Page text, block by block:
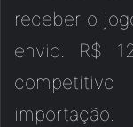
receber o
envio. R$
importação.